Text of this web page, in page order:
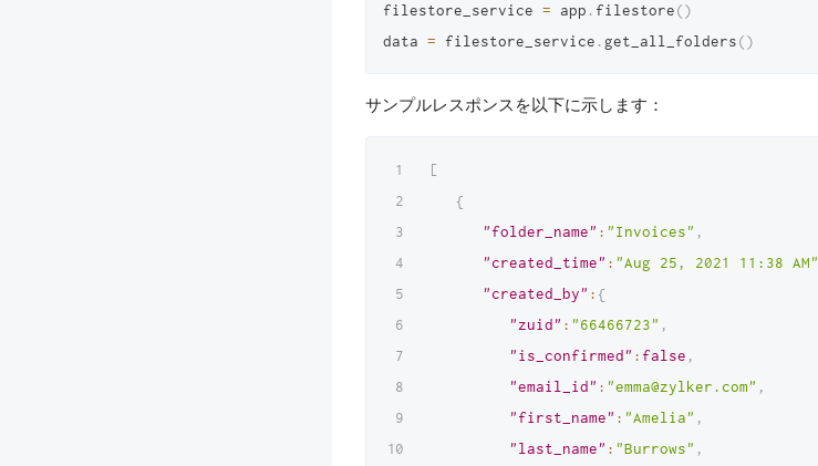
filestore_service = app . filestore()
data = filestore_service . get_all_folders()
サンプルレスポンスを以下に示します：
[
{
"folder_name" : "Invoices" ,
"created_time" : "Aug 25, 2021 11:38 AM"
"created_by" : {
"zuid" : "66466723" ,
"is_confirmed" : false ,
"email_id" : "emma@zylker.com" ,
"first_name" : "Amelia" ,
"last_name" : "Burrows" ,